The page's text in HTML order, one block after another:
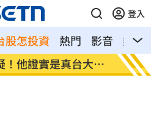
登入
股怎投資 熱門 影音
熱搜
！強逼打X槍捧X液
白海
鍵